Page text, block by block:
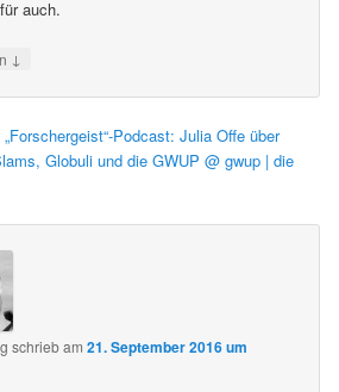
auch.
↓
„Forschergeist“-Podcast: Julia Offe über
Globuli und die GWUP @ gwup | die
schriebam21. September 2016 um